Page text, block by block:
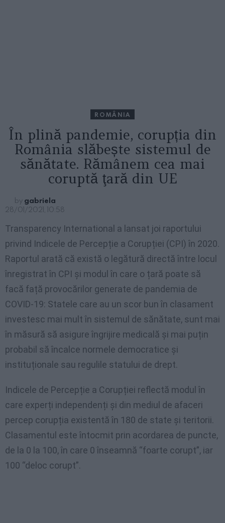
ROMÂNIA
În plină pandemie, corupția din
România slăbește sistemul de
sănătate. Rămânem cea mai
coruptă ţară din UE
by gabriela
28/01/2021, 10:58
Transparency International a lansat joi raportului
privind Indicele de Percepție a Corupției (CPI) în 2020.
Raportul arată că există o legătură directă între locul
înregistrat în CPI și modul în care o țară poate să
facă față provocărilor generate de pandemia de
COVID-19: Statele care au un scor bun în clasament
investesc mai mult în sistemul de sănătate, sunt mai
în măsură să asigure îngrijire medicală și mai puțin
probabil să încalce normele democratice și
instituționale sau regulile statului de drept.
Indicele de Percepție a Corupției reflectă modul în
care experți independenți și din mediul de afaceri
percep corupția existentă în 180 de state și teritorii.
Clasamentul este întocmit prin acordarea de puncte,
de la 0 la 100, în care 0 înseamnă “foarte corupt”, iar
100 “deloc corupt”.